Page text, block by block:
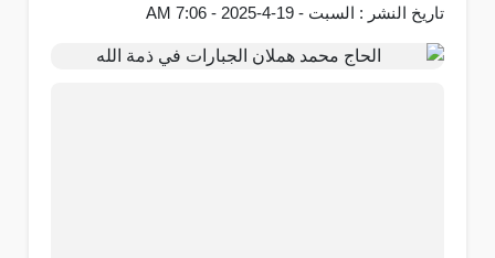
تاريخ النشر : السبت - 19-4-2025 - 7:06 AM